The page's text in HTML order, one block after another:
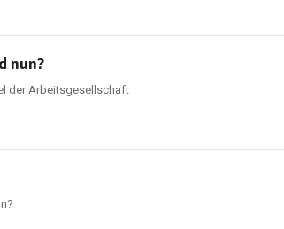
nun?
der Arbeitsgesellschaft